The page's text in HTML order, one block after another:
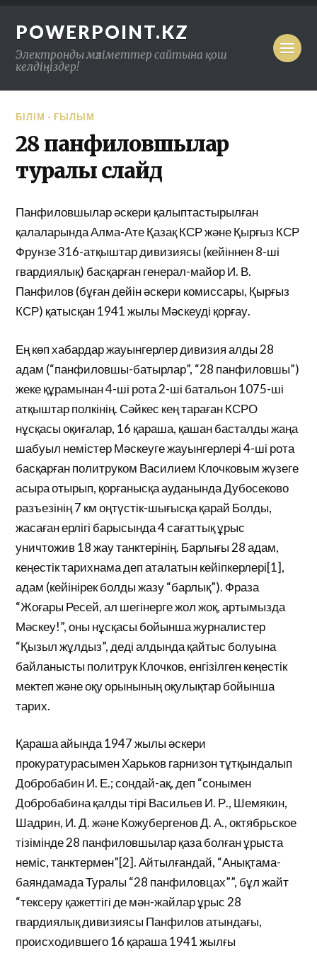
POWERPOINT.KZ
Электронды мәліметтер сайтына қош
келдіңіздер!
БІЛІМ - ҒЫЛЫМ
28 панфиловшылар
туралы слайд
Панфиловшылар әскери қалыптастырылған
қалаларында Алма-Ате Қазақ КСР және Қырғыз КСР
Фрунзе 316-атқыштар дивизиясы (кейіннен 8-ші
гвардиялық) басқарған генерал-майор И. В.
Панфилов (бұған дейін әскери комиссары, Қырғыз
КСР) қатысқан 1941 жылы Мәскеуді қорғау.
Ең көп хабардар жауынгерлер дивизия алды 28
адам (“панфиловшы-батырлар”, “28 панфиловшы”)
жеке құрамынан 4-ші рота 2-ші батальон 1075-ші
атқыштар полкінің. Сәйкес кең тараған КСРО
нұсқасы оқиғалар, 16 қараша, қашан басталды жаңа
шабуыл немістер Мәскеуге жауынгерлері 4-ші рота
басқарған политруком Василием Клочковым жүзеге
асыра отырып, қорғанысқа ауданында Дубосеково
разъезінің 7 км оңтүстік-шығысқа қарай Болды,
жасаған ерлігі барысында 4 сағаттық ұрыс
уничтожив 18 жау танктерінің. Барлығы 28 адам,
кеңестік тарихнама деп аталатын кейіпкерлері[1],
адам (кейінірек болды жазу “барлық”). Фраза
“Жоғары Ресей, ал шегінерге жол жоқ, артымызда
Мәскеу!”, оны нұсқасы бойынша журналистер
“Қызыл жұлдыз”, деді алдында қайтыс болуына
байланысты политрук Клочков, енгізілген кеңестік
мектеп және оқу орынының оқулықтар бойынша
тарих.
Қараша айында 1947 жылы әскери
прокуратурасымен Харьков гарнизон тұтқындалып
Добробабин И. Е.; сондай-ақ, деп “сонымен
Добробабина қалды тірі Васильев И. Р., Шемякин,
Шадрин, И. Д. және Кожубергенов Д. А., октябрьское
тізімінде 28 панфиловшылар қаза болған ұрыста
неміс, танктермен”[2]. Айтылғандай, “Анықтама-
баяндамада Туралы “28 панфиловцах””, бұл жайт
“тексеру қажеттігі де мән-жайлар ұрыс 28
гвардиялық дивизиясы Панфилов атындағы,
происходившего 16 қараша 1941 жылғы